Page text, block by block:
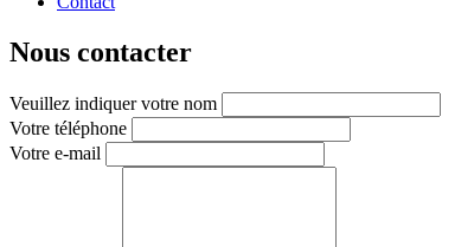
Nous contacter
Veuillez indiquer votre nom
Votre téléphone
Votre e-mail